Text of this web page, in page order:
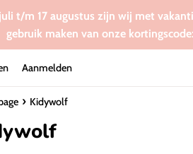
t/m 17 augustus zijn wij met
gebruik maken van onze
Aanmelden
› Kidywolf